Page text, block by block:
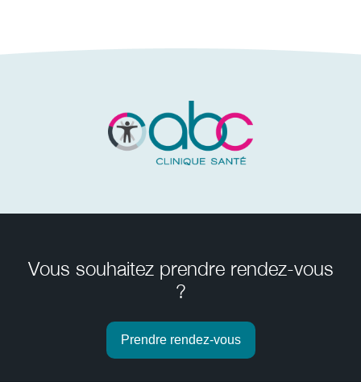
Vous souhaitez prendre rendez-vous
?
Prendre rendez-vous